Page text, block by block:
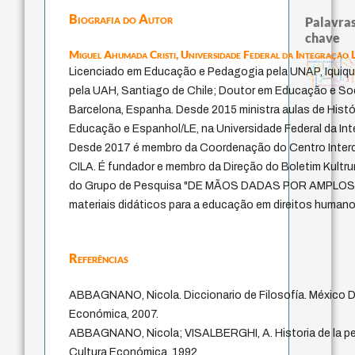
Biografia do Autor
Miguel Ahumada Cristi,Universidade Federal da Integração
Licenciado em Educação e Pedagogia pela UNAP,
pela UAH, Santiago de Chile; Doutor em Educação e
Barcelona, Espanha. Desde 2015 ministra aulas de
Educação e Espanhol/LE, na Universidade Federal da
Desde 2017 é membro da Coordenação do Centro
CILA. É fundador e membro da Direção do Boletim
do Grupo de Pesquisa "DE MÃOS DADAS POR
materiais didáticos para a educação em direitos
Referências
ABBAGNANO, Nicola. Diccionario de Filosofía. México
Económica, 2007.
ABBAGNANO, Nicola; VISALBERGHI, A. Historia de la
Cultura Económica, 1992.
chave
fundamentalismo
jacobi protágorasexperiência temporal
metafísica do tempo
género
idade
intolerância history of philosophy
j.c.m. neto
palavra
perdón
leyes violencia
guayaquil
logos
direito romano pedagogia
lei
arquivos mentais
filosofia francesa desejo
sacrifício
bataille
therapy